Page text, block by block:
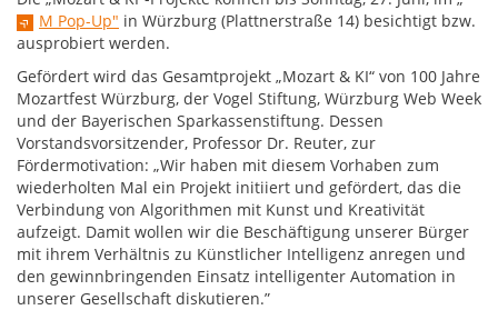
M Pop-Up" in Würzburg (Plattnerstraße 14) besichtigt bzw.
ausprobiert werden.
Gefördert wird das Gesamtprojekt „Mozart & KI“ von 100 Jahre
Mozartfest Würzburg, der Vogel Stiftung, Würzburg Web Week
und der Bayerischen Sparkassenstiftung. Dessen
Vorstandsvorsitzender, Professor Dr. Reuter, zur
Fördermotivation: „Wir haben mit diesem Vorhaben zum
wiederholten Mal ein Projekt initiiert und gefördert, das die
Verbindung von Algorithmen mit Kunst und Kreativität
aufzeigt. Damit wollen wir die Beschäftigung unserer Bürger
mit ihrem Verhältnis zu Künstlicher Intelligenz anregen und
den gewinnbringenden Einsatz intelligenter Automation in
unserer Gesellschaft diskutieren.”